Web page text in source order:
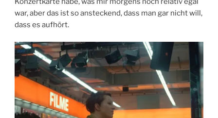
war, aber das ist so ansteckend, dass man gar nicht will,
dass es aufhört.